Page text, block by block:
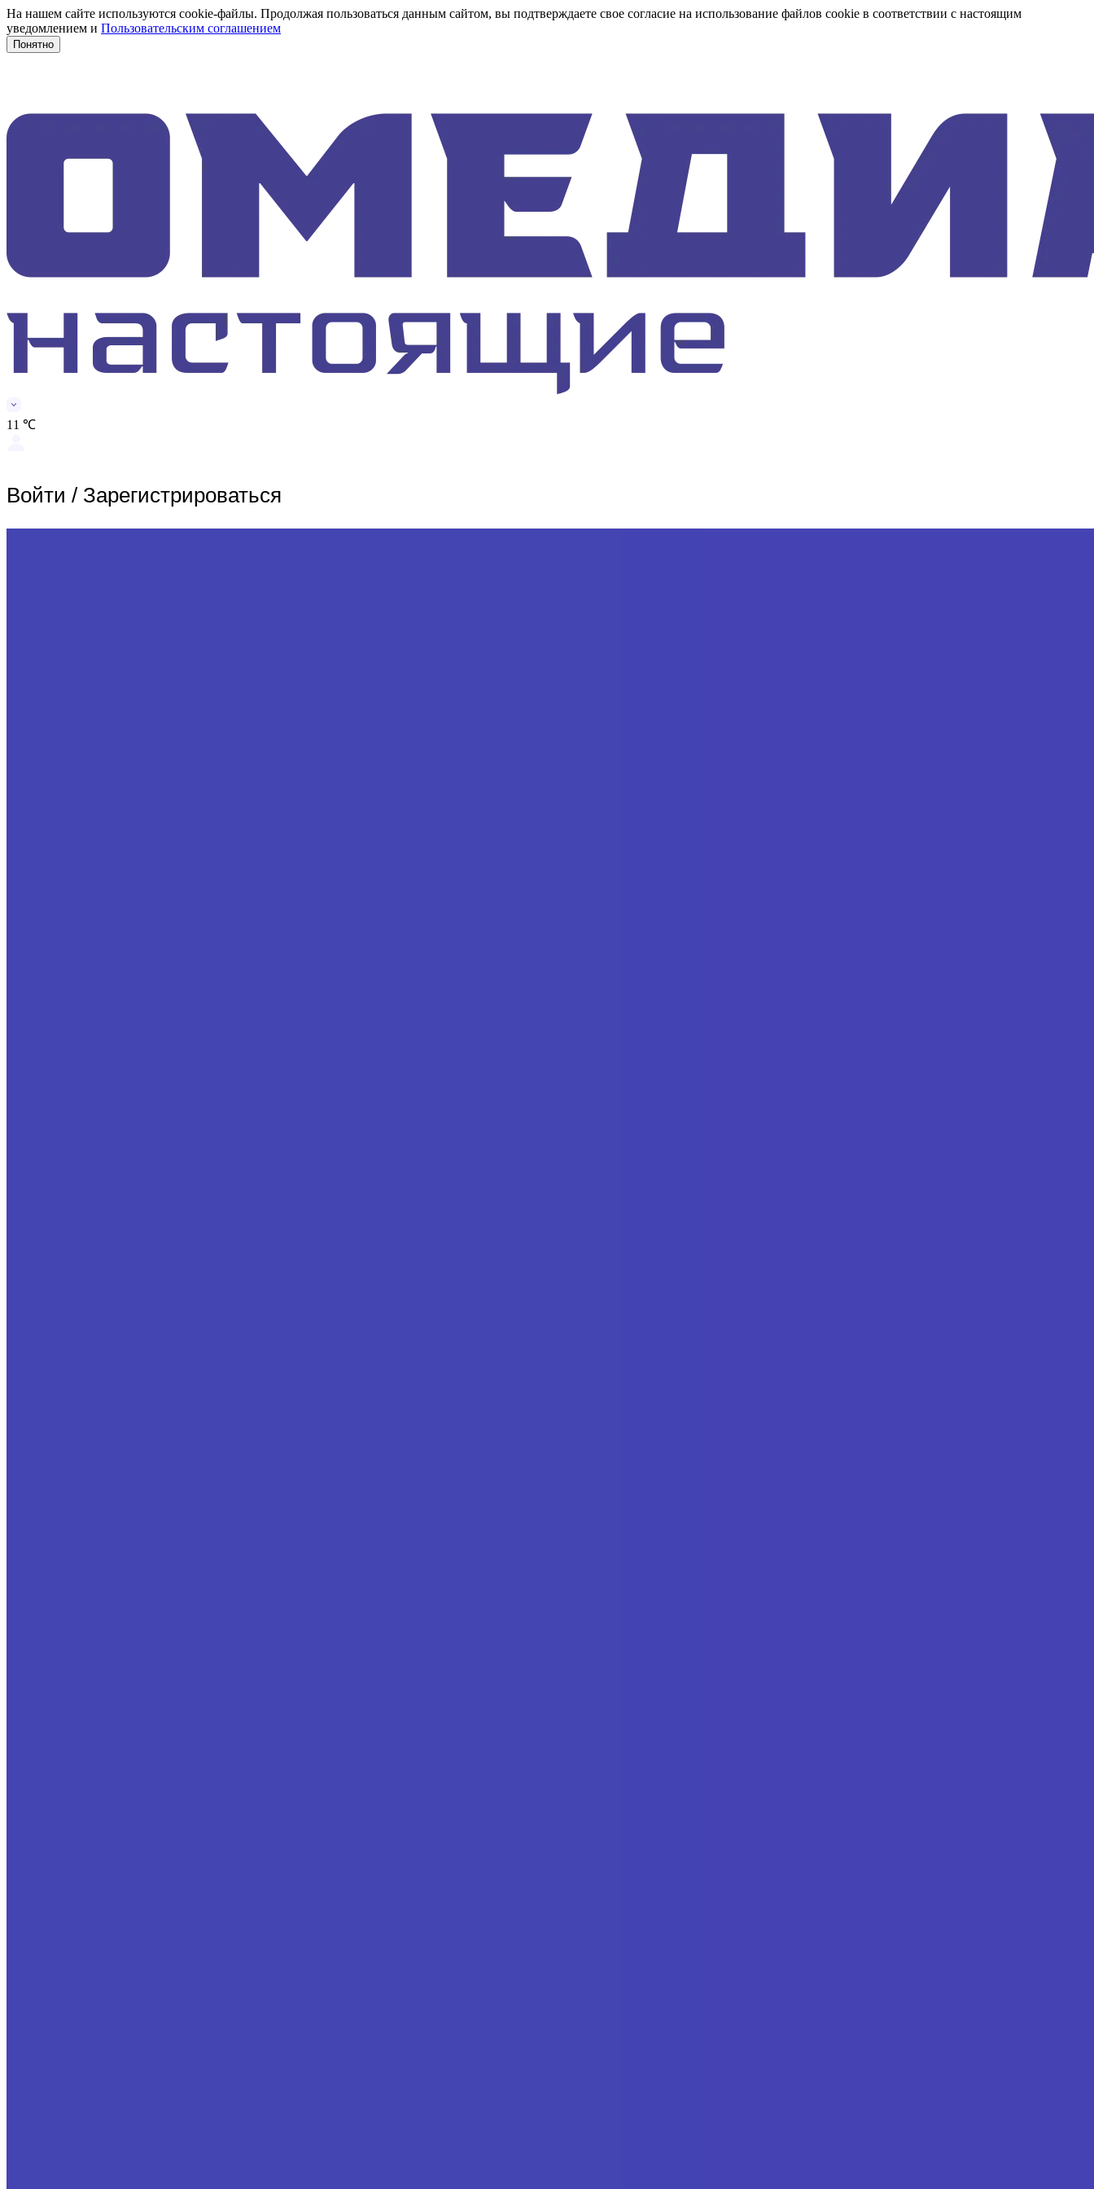
На нашем сайте используются cookie-файлы. Продолжая пользоваться данным сайтом, вы подтверждаете свое согласие на использование файлов cookie в соответствии с настоящим
уведомлением и Пользовательским соглашением
Понятно
11 ℃
Войти / Зарегистрироваться